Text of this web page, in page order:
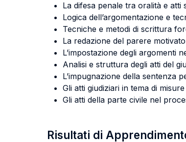
La difesa penale tra oralità e atti
Logica dell’argomentazione e
Tecniche e metodi di scrittura
La redazione del parere
L’impostazione degli argomenti
Analisi e struttura degli atti del
L’impugnazione della sentenza
Gli atti giudiziari in tema di
Gli atti della parte civile nel
Risultati di